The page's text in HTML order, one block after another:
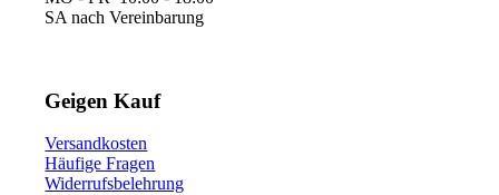
SA nach Vereinbarung
Geigen Kauf
Versandkosten
Häufige Fragen
Widerrufsbelehrung